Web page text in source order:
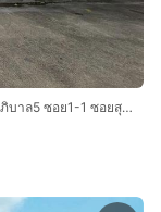
บ้านเดี่ยว 2 ชั้น 56 ตร.ว. หมู่บ้านชัยพฤกษ์วัชรพล-สุขาภิบาล5 ซอย1-1 ซอยสุขาภิบาล5 แยก55 ถนนสุขาภิบาล5 ถนนสายไหม เขตสายไหม กรุงเทพมหานคร